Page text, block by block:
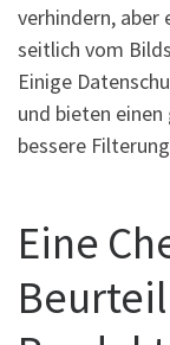
verhindern, aber
seitlich vom
Einige
und bieten
bessere
Eine